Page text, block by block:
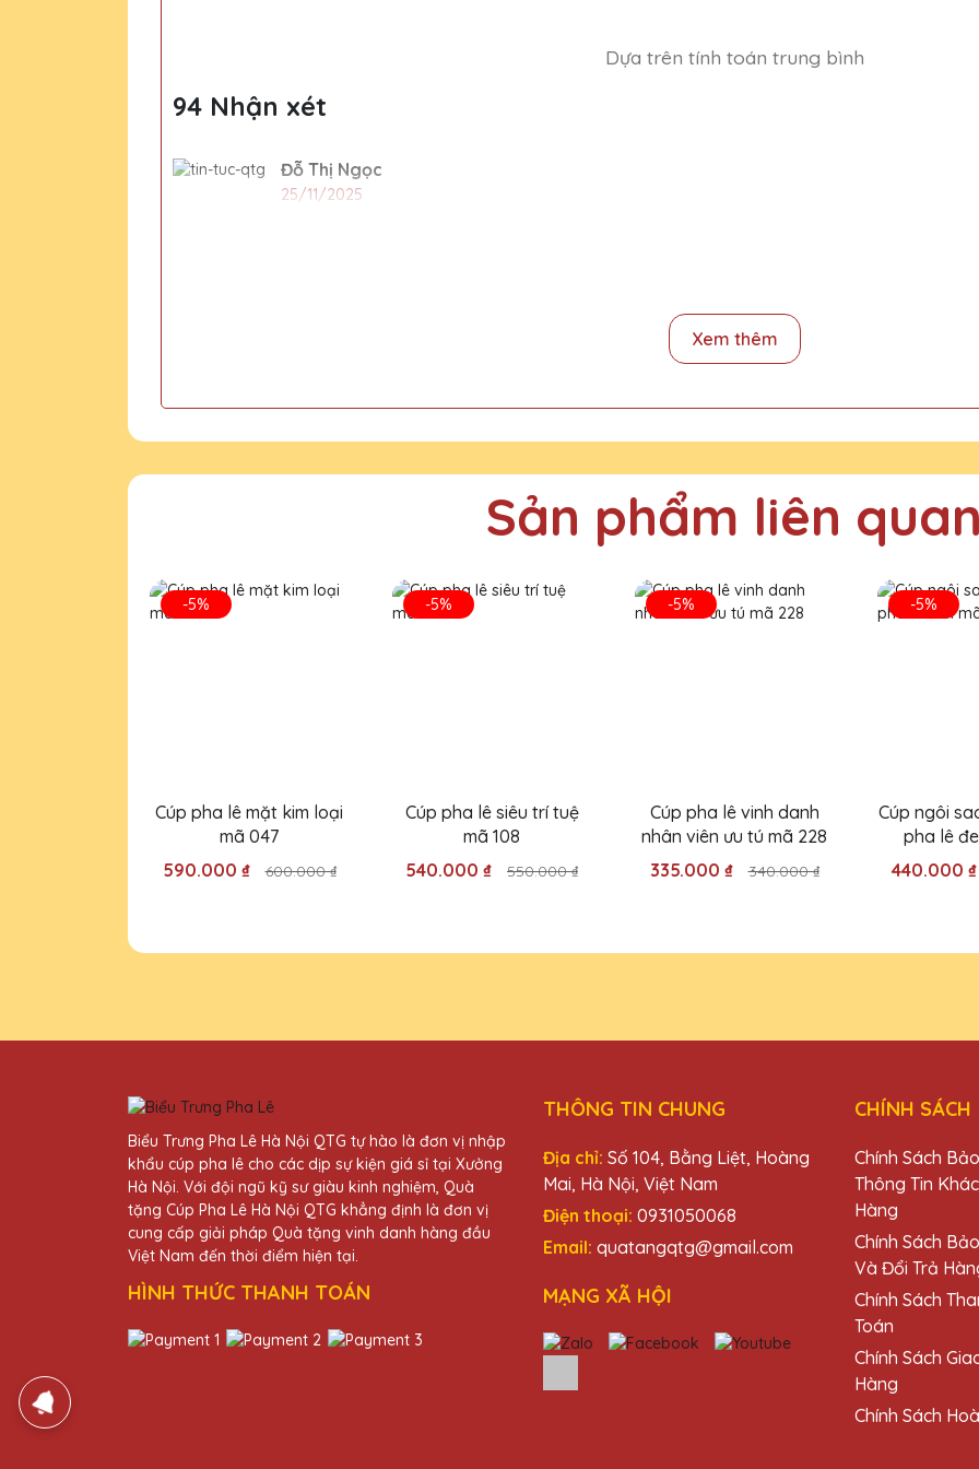
Dựa trên tính toán trung bình
94 Nhận xét
Đỗ Thị Ngọc
25/11/2025
Số 15H ngõ 133 Nguyễn Trãi, Thanh Xuân, Hà NỘi
CSKH Pha Lê Hà Nội
25/11/2025
Mình đã đặt làm cúp pha lê tại Quà Tặng Pha Lê QTG cho lễ trao giải của công ty và rất ấn
Cúp pha lê từ Quà Tặng Pha Lê QTG không chỉ đẹp mà còn mang lại giá trị tinh thần lớn cho
Thiết kế pha lê tại Quà Tặng Pha Lê QTG thật sự tinh tế và đẳng cấp. Rất tự hào khi trao tặng
hàng của mình.
Trần Văn Hải
25/11/2025
pha lê.
Xem thêm
Sản phẩm liên quan
-5%
Cúp pha lê mặt kim loại
mã 047
590.000 ₫
600.000 ₫
-5%
Cúp pha lê siêu trí tuệ
mã 108
540.000 ₫
550.000 ₫
-5%
Cúp pha lê vinh danh
nhân viên ưu tú mã 228
335.000 ₫
340.000 ₫
-5%
Cúp ngôi
pha lê
440.000 ₫
Biểu Trưng Pha Lê Hà Nội QTG tự hào là đơn vị nhập
khẩu cúp pha lê cho các dịp sự kiện giá sỉ tại Xưởng
Hà Nội. Với đội ngũ kỹ sư giàu kinh nghiệm, Quà
tặng Cúp Pha Lê Hà Nội QTG khẳng định là đơn vị
cung cấp giải pháp Quà tặng vinh danh hàng đầu
Việt Nam đến thời điểm hiện tại.
HÌNH THỨC THANH TOÁN
THÔNG TIN CHUNG
Địa chỉ: Số 104, Bằng Liệt, Hoàng
Mai, Hà Nội, Việt Nam
Điện thoại: 0931050068
Email: quatangqtg@gmail.com
MẠNG XÃ HỘI
CHÍNH SÁCH
Chính Sách
Thông Tin
Hàng
Chính Sách
Và Đổi Trả
Chính Sách
Toán
Chính Sách
Hàng
Chính Sách